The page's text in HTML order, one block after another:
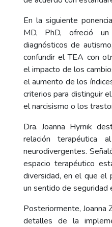
En la siguiente
MD, PhD, ofreció
diagnósticos de
confundir el TEA con
el impacto de los
el aumento de los
criterios para distinguir
el narcisismo o los
Dra. Joanna Hyrnik
relación terapéutica
neurodivergentes.
espacio terapéutico
diversidad, en el que el
un sentido de seguridad
Posteriormente, Joanna
detalles de la